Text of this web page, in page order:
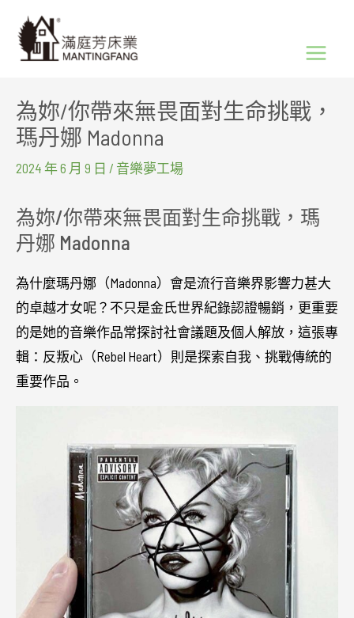
Menu
為妳/你帶來無畏面對生命挑戰，
瑪丹娜 Madonna
2024 年 6 月 9 日 / 音樂夢工場
為妳/你帶來無畏面對生命挑戰，瑪
丹娜 Madonna
為什麼瑪丹娜（Madonna）會是流行音樂界影響力甚大
的卓越才女呢？不只是金氏世界紀錄認證暢銷，更重要
的是她的音樂作品常探討社會議題及個人解放，這張專
輯：反叛心（Rebel Heart）則是探索自我、挑戰傳統的
重要作品。